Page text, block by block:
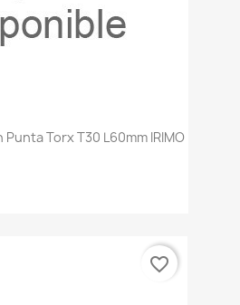
Punta Torx T30 L60mm IRIMO
favorite_border